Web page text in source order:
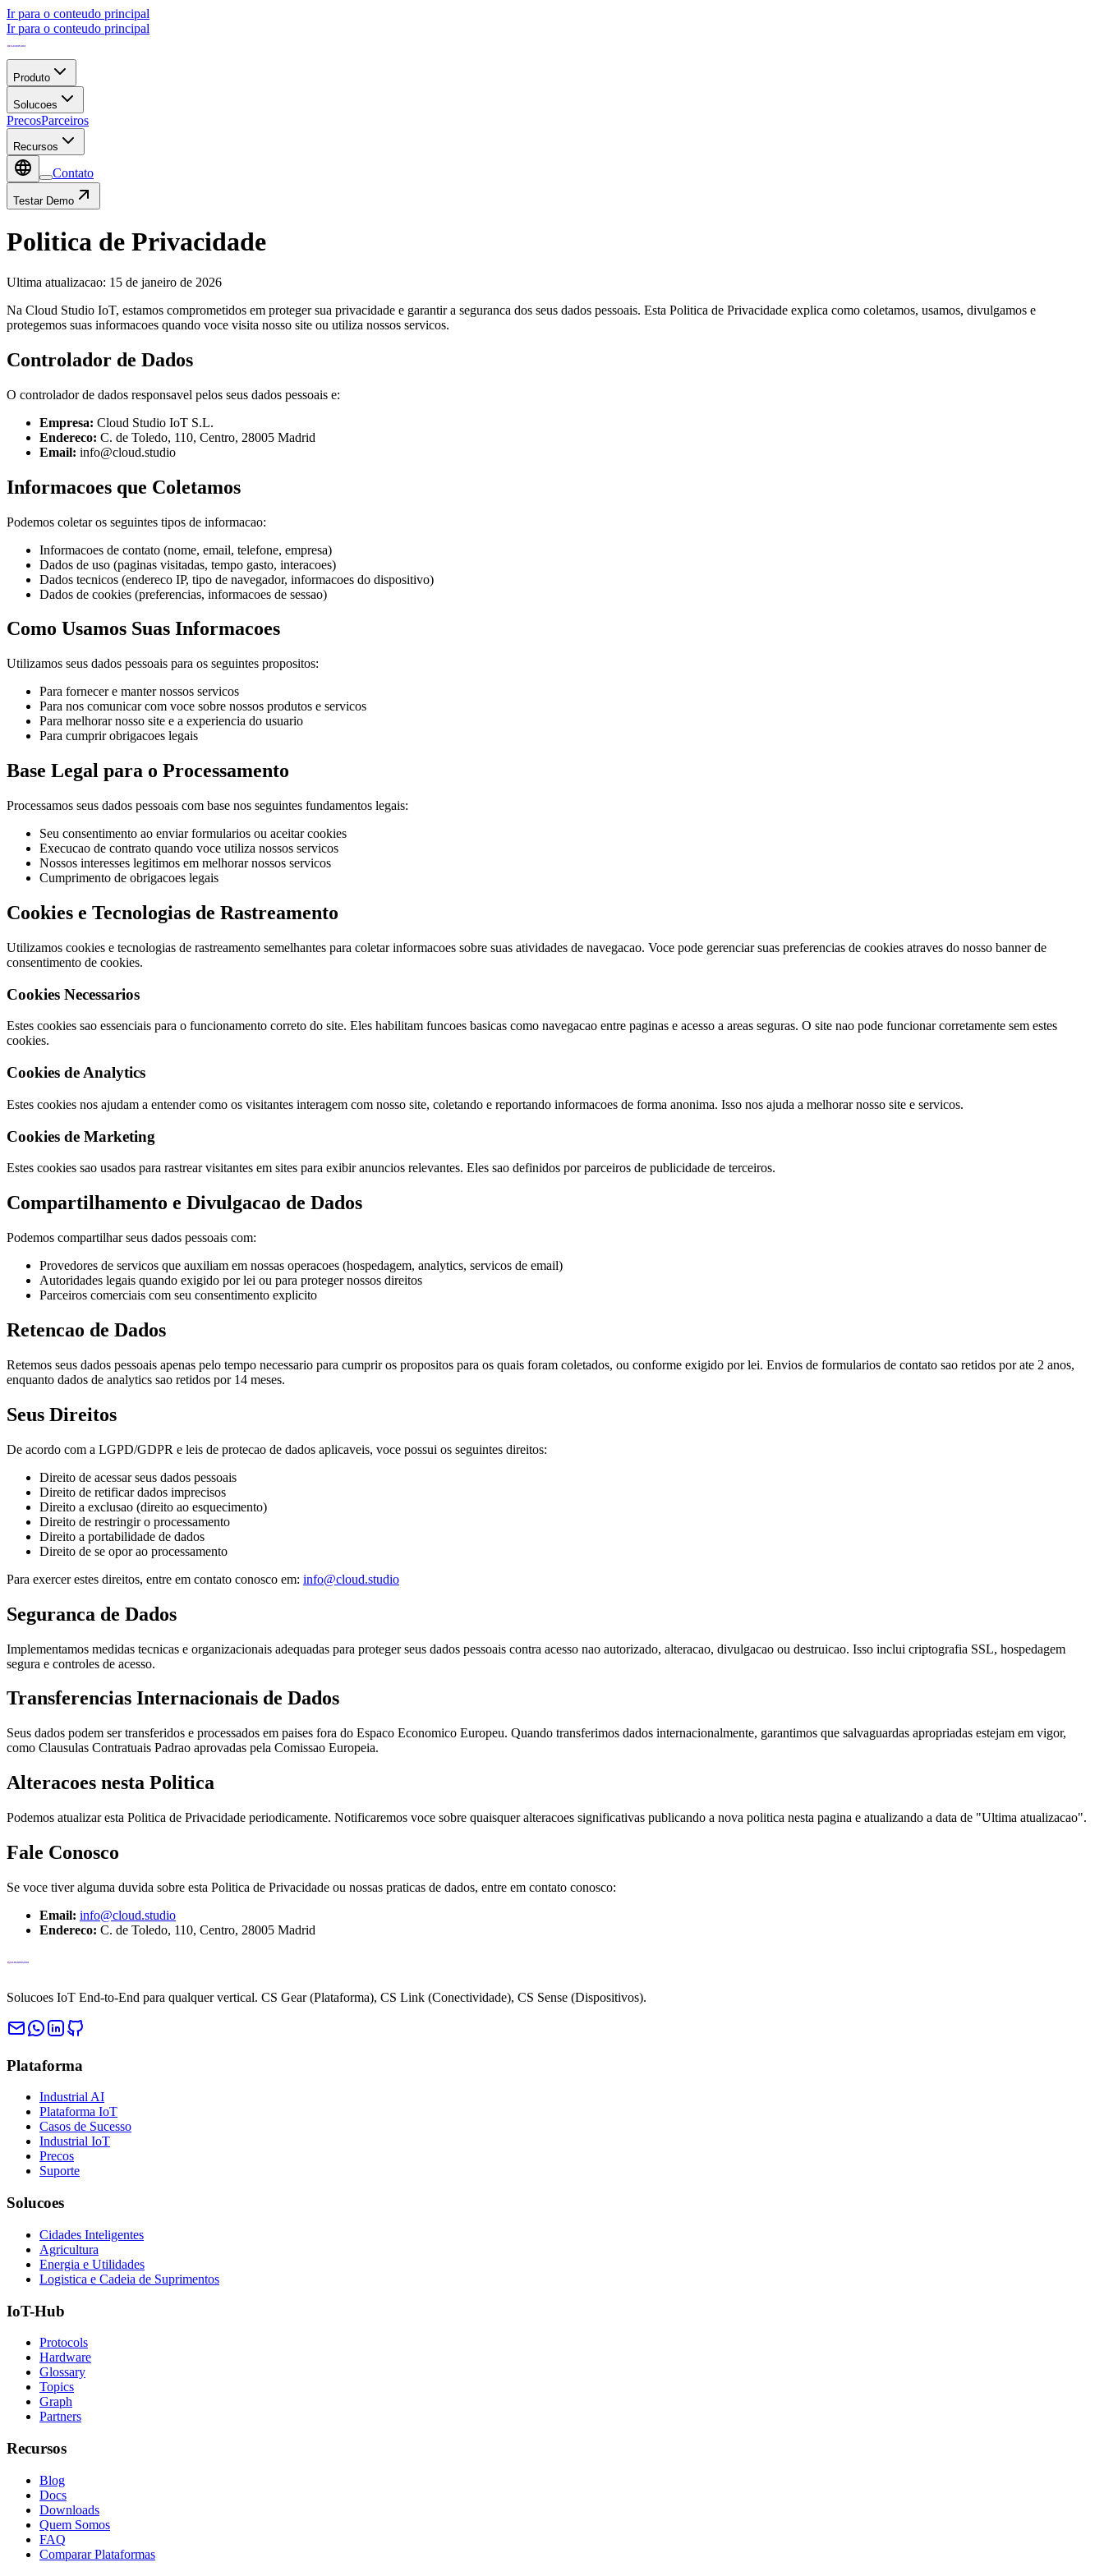
Ir para o conteudo principal
Ir para o conteudo principal
Produto
Solucoes
PrecosParceiros
Recursos
Contato
Testar Demo
Politica de Privacidade
Ultima atualizacao: 15 de janeiro de 2026
Na Cloud Studio IoT, estamos comprometidos em proteger sua privacidade e garantir a seguranca dos seus dados pessoais. Esta Politica de Privacidade explica como coletamos, usamos, divulgamos e
protegemos suas informacoes quando voce visita nosso site ou utiliza nossos servicos.
Controlador de Dados
O controlador de dados responsavel pelos seus dados pessoais e:
Empresa: Cloud Studio IoT S.L.
Endereco: C. de Toledo, 110, Centro, 28005 Madrid
Email: info@cloud.studio
Informacoes que Coletamos
Podemos coletar os seguintes tipos de informacao:
Informacoes de contato (nome, email, telefone, empresa)
Dados de uso (paginas visitadas, tempo gasto, interacoes)
Dados tecnicos (endereco IP, tipo de navegador, informacoes do dispositivo)
Dados de cookies (preferencias, informacoes de sessao)
Como Usamos Suas Informacoes
Utilizamos seus dados pessoais para os seguintes propositos:
Para fornecer e manter nossos servicos
Para nos comunicar com voce sobre nossos produtos e servicos
Para melhorar nosso site e a experiencia do usuario
Para cumprir obrigacoes legais
Base Legal para o Processamento
Processamos seus dados pessoais com base nos seguintes fundamentos legais:
Seu consentimento ao enviar formularios ou aceitar cookies
Execucao de contrato quando voce utiliza nossos servicos
Nossos interesses legitimos em melhorar nossos servicos
Cumprimento de obrigacoes legais
Cookies e Tecnologias de Rastreamento
Utilizamos cookies e tecnologias de rastreamento semelhantes para coletar informacoes sobre suas atividades de navegacao. Voce pode gerenciar suas preferencias de cookies atraves do nosso banner de
consentimento de cookies.
Cookies Necessarios
Estes cookies sao essenciais para o funcionamento correto do site. Eles habilitam funcoes basicas como navegacao entre paginas e acesso a areas seguras. O site nao pode funcionar corretamente sem estes
cookies.
Cookies de Analytics
Estes cookies nos ajudam a entender como os visitantes interagem com nosso site, coletando e reportando informacoes de forma anonima. Isso nos ajuda a melhorar nosso site e servicos.
Cookies de Marketing
Estes cookies sao usados para rastrear visitantes em sites para exibir anuncios relevantes. Eles sao definidos por parceiros de publicidade de terceiros.
Compartilhamento e Divulgacao de Dados
Podemos compartilhar seus dados pessoais com:
Provedores de servicos que auxiliam em nossas operacoes (hospedagem, analytics, servicos de email)
Autoridades legais quando exigido por lei ou para proteger nossos direitos
Parceiros comerciais com seu consentimento explicito
Retencao de Dados
Retemos seus dados pessoais apenas pelo tempo necessario para cumprir os propositos para os quais foram coletados, ou conforme exigido por lei. Envios de formularios de contato sao retidos por ate 2 anos,
enquanto dados de analytics sao retidos por 14 meses.
Seus Direitos
De acordo com a LGPD/GDPR e leis de protecao de dados aplicaveis, voce possui os seguintes direitos:
Direito de acessar seus dados pessoais
Direito de retificar dados imprecisos
Direito a exclusao (direito ao esquecimento)
Direito de restringir o processamento
Direito a portabilidade de dados
Direito de se opor ao processamento
Para exercer estes direitos, entre em contato conosco em: info@cloud.studio
Seguranca de Dados
Implementamos medidas tecnicas e organizacionais adequadas para proteger seus dados pessoais contra acesso nao autorizado, alteracao, divulgacao ou destruicao. Isso inclui criptografia SSL, hospedagem
segura e controles de acesso.
Transferencias Internacionais de Dados
Seus dados podem ser transferidos e processados em paises fora do Espaco Economico Europeu. Quando transferimos dados internacionalmente, garantimos que salvaguardas apropriadas estejam em vigor,
como Clausulas Contratuais Padrao aprovadas pela Comissao Europeia.
Alteracoes nesta Politica
Podemos atualizar esta Politica de Privacidade periodicamente. Notificaremos voce sobre quaisquer alteracoes significativas publicando a nova politica nesta pagina e atualizando a data de "Ultima atualizacao".
Fale Conosco
Se voce tiver alguma duvida sobre esta Politica de Privacidade ou nossas praticas de dados, entre em contato conosco:
Email: info@cloud.studio
Endereco: C. de Toledo, 110, Centro, 28005 Madrid
Solucoes IoT End-to-End para qualquer vertical. CS Gear (Plataforma), CS Link (Conectividade), CS Sense (Dispositivos).
Plataforma
Industrial AI
Plataforma IoT
Casos de Sucesso
Industrial IoT
Precos
Suporte
Solucoes
Cidades Inteligentes
Agricultura
Energia e Utilidades
Logistica e Cadeia de Suprimentos
IoT-Hub
Protocols
Hardware
Glossary
Topics
Graph
Partners
Recursos
Blog
Docs
Downloads
Quem Somos
FAQ
Comparar Plataformas